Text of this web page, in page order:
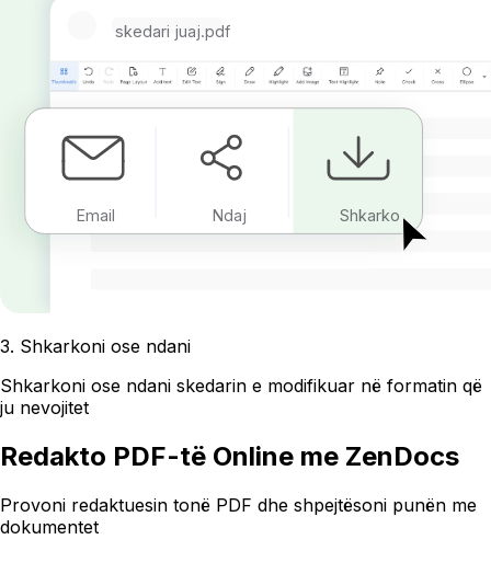
skedari juaj.pdf
Email Ndaj Shkarko
3. Shkarkoni ose ndani
Shkarkoni ose ndani skedarin e modifikuar në formatin që
ju nevojitet
Redakto PDF-të Online me ZenDocs
Provoni redaktuesin tonë PDF dhe shpejtësoni punën me
dokumentet